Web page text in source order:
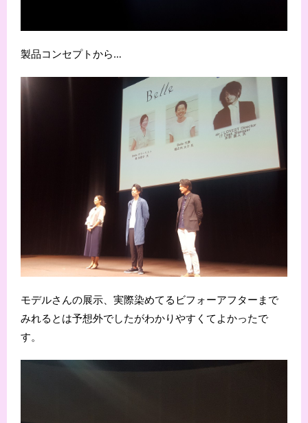
製品コンセプトから…
モデルさんの展示、実際染めてるビフォーアフターまで
みれるとは予想外でしたがわかりやすくてよかったで
す。